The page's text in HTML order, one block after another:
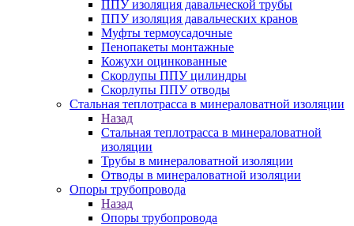
ППУ изоляция давальческой трубы
ППУ изоляция давальческих кранов
Муфты термоусадочные
Пенопакеты монтажные
Кожухи оцинкованные
Скорлупы ППУ цилиндры
Скорлупы ППУ отводы
Стальная теплотрасса в минераловатной изоляции
Назад
Стальная теплотрасса в минераловатной
изоляции
Трубы в минераловатной изоляции
Отводы в минераловатной изоляции
Опоры трубопровода
Назад
Опоры трубопровода